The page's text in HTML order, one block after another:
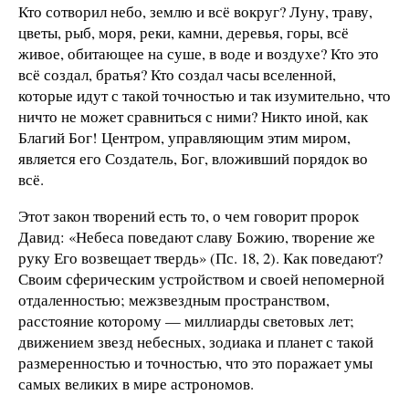
Кто сотворил небо, землю и всё вокруг? Луну, траву,
цветы, рыб, моря, реки, камни, деревья, горы, всё
живое, обитающее на суше, в воде и воздухе? Кто это
всё создал, братья? Кто создал часы вселенной,
которые идут с такой точностью и так изумительно, что
ничто не может сравниться с ними? Никто иной, как
Благий Бог! Центром, управляющим этим миром,
является его Создатель, Бог, вложивший порядок во
всё.
Этот закон творений есть то, о чем говорит пророк
Давид: «Небеса поведают славу Божию, творение же
руку Его возвещает твердь» (Пс. 18, 2). Как поведают?
Своим сферическим устройством и своей непомерной
отдаленностью; межзвездным пространством,
расстояние которому — миллиарды световых лет;
движением звезд небесных, зодиака и планет с такой
размеренностью и точностью, что это поражает умы
самых великих в мире астрономов.